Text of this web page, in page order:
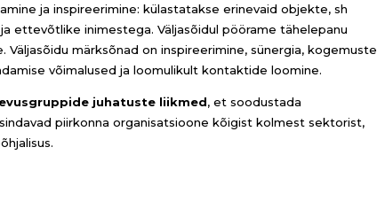
ja inspireerimine: külastatakse erinevaid objekte, sh
ettevõtlike inimestega. Väljasõidul pöörame tähelepanu
märksõnad on inspireerimine, sünergia, kogemuste
võimalused ja loomulikult kontaktide loomine.
juhatuste liikmed, et soodustada
piirkonna organisatsioone kõigist kolmest sektorist,